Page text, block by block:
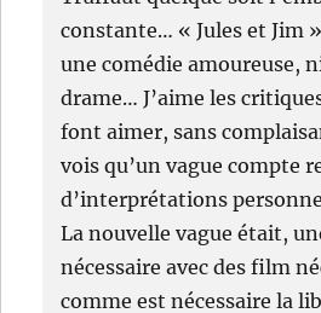
constante… « Jules et Jim
une comédie amoureuse,
drame… J’aime les
font aimer, sans
vois qu’un vague compte
d’interprétations
La nouvelle vague était,
nécessaire avec des film
comme est nécessaire la